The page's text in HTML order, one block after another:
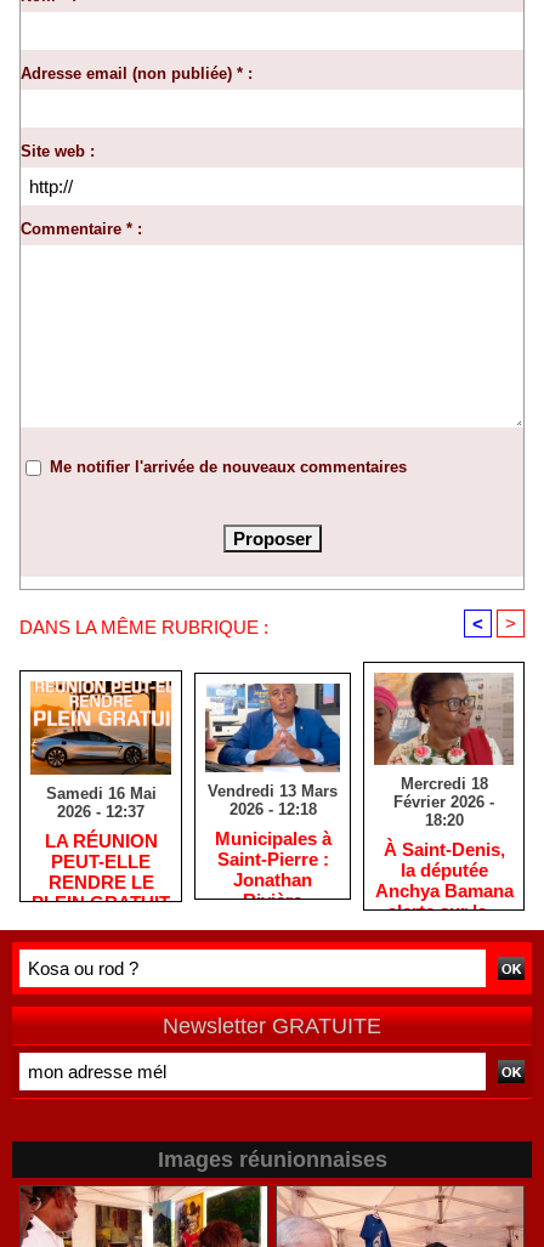
Adresse email (non publiée) * :
Site web :
Commentaire * :
Me notifier l'arrivée de nouveaux commentaires
DANS LA MÊME RUBRIQUE : < >
Samedi 16 Mai
2026 - 12:37
​LA RÉUNION
PEUT-ELLE
RENDRE LE
PLEIN GRATUIT
Vendredi 13 Mars
2026 - 12:18
​Municipales à
Saint-Pierre :
Jonathan
Rivière
habitants après
de terrain
Mercredi 18
Février 2026 -
18:20
​À Saint-Denis,
la députée
Anchya Bamana
alerte sur la «
double peine »
vécue par
Newsletter GRATUITE
Images réunionnaises